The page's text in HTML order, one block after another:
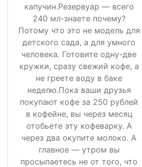
капучин.Резервуар — всего
240 мл-знаете почему?
Потому что это не модель для
детского сада, а для умного
человека. Готовите одну-две
кружки, сразу свежий кофе, а
не греете воду в баке
неделю.Пока ваши друзья
покупают кофе за 250 рублей
в кофейне, вы через месяц
отобьете эту кофеварку. А
через два окупите молоко. А
главное — утром вы
просыпаетесь не от того, что